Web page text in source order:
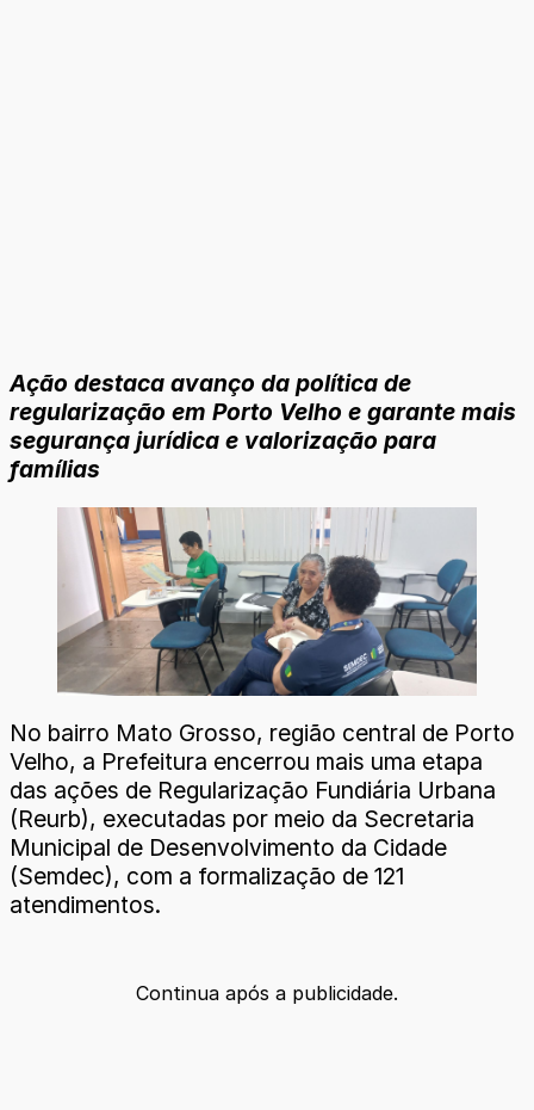
Ação destaca avanço da política de
regularização em Porto Velho e garante mais
segurança jurídica e valorização para
famílias
No bairro Mato Grosso, região central de Porto
Velho, a Prefeitura encerrou mais uma etapa
das ações de Regularização Fundiária Urbana
(Reurb), executadas por meio da Secretaria
Municipal de Desenvolvimento da Cidade
(Semdec), com a formalização de 121
atendimentos.
Continua após a publicidade.